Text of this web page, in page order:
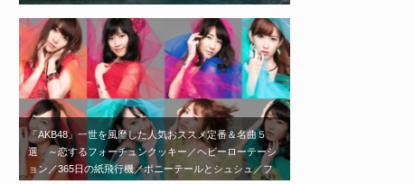
「AKB48」一世を風靡した人気おススメ定番＆名曲５
選 ～恋するフォーチュンクッキー／ヘビーローテーシ
ョン／365日の紙飛行機／ポニーテールとシュシュ／フ